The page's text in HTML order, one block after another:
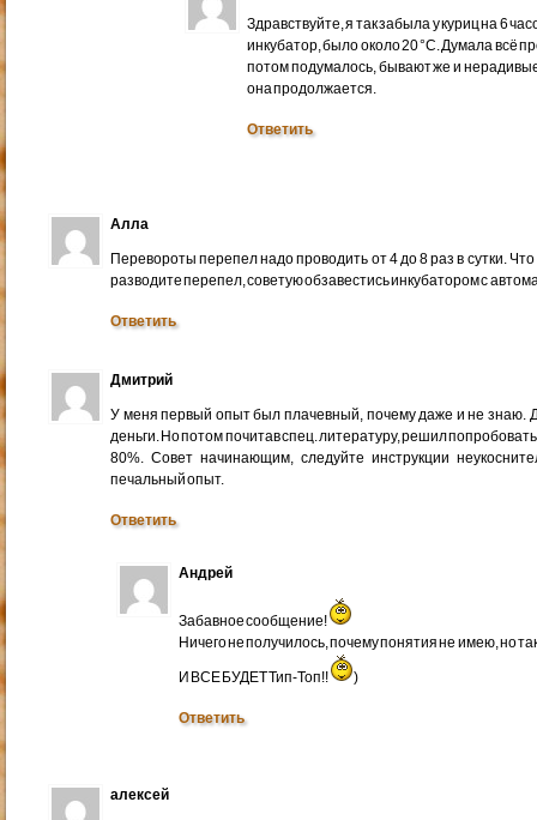
Здравствуйте, я так забыла у куриц на 6
инкубатор, было около 20 °С. Думала всё
потом подумалось, бывают же и
она продолжается.
Ответить
Алла
Перевороты перепел надо проводить от 4 до 8 раз в сутки.
разводите перепел, советую обзавестись инкубатором с
Ответить
Дмитрий
У меня первый опыт был плачевный, почему даже и не знаю.
деньги. Но потом почитав спец. литературу, решил
80%. Совет начинающим, следуйте инструкции
печальный опыт.
Ответить
Андрей
Забавное сообщение!
Ничего не получилось, почему понятия не имею, но
И ВСЕ БУДЕТ Тип-Топ!! )
Ответить
алексей